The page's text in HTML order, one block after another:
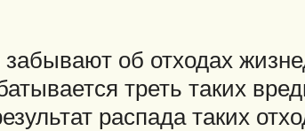
об отходах
треть таких
распада таких